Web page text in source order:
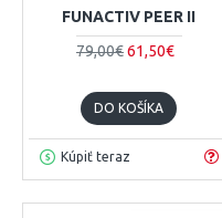
FUNACTIV PEER II
79,00€61,50€
DO KOŠÍKA
Kúpiť teraz